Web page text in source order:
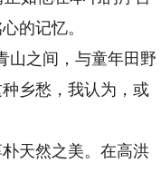
的记忆。
之间，与童年田野
乡愁，我认为，或
天然之美。在高洪